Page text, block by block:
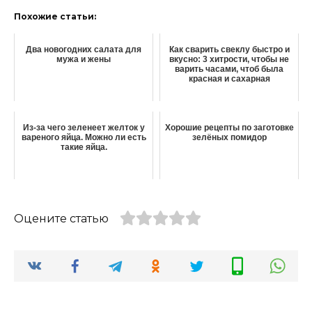
Похожие статьи:
Два новогодних салата для
мужа и жены
Как сварить свеклу быстро и
вкусно: 3 хитрости, чтобы не
варить часами, чтоб была
красная и сахарная
Из-за чего зеленеет желток у
вареного яйца. Можно ли есть
такие яйца.
Хорошие рецепты по заготовке
зелёных помидор
Оцените статью